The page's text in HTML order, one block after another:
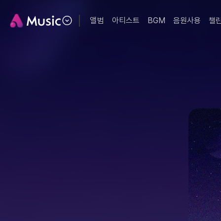
앨범 아티스트 BGM 음원사용 챌